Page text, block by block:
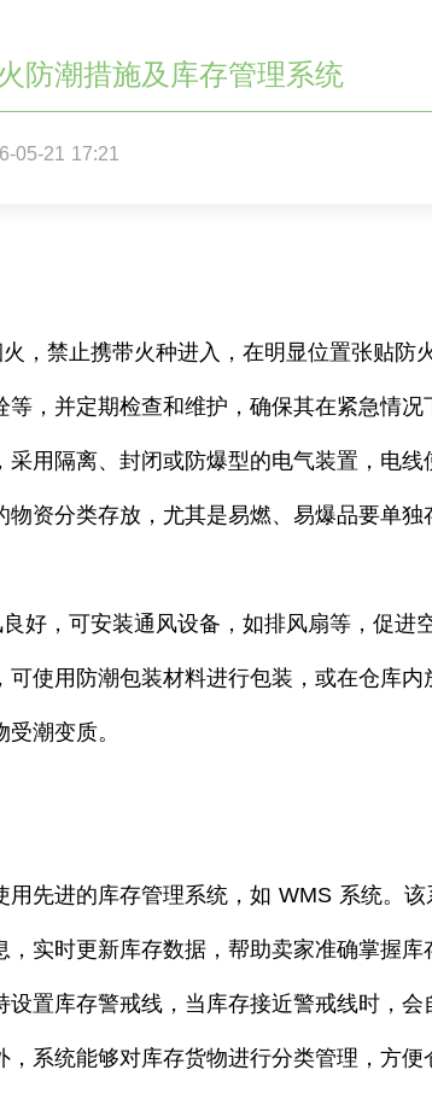
防潮措施及库存管理系统
05-21 17:21
，禁止携带火种进入，在明显位置张贴防
等，并定期检查和维护，确保其在紧急情
用隔离、封闭或防爆型的电气装置，电线
物资分类存放，尤其是易燃、易爆品要单
好，可安装通风设备，如排风扇等，促进
可使用防潮包装材料进行包装，或在仓库
潮变质。
用先进的库存管理系统，如 WMS 系统。
，实时更新库存数据，帮助卖家准确掌握
设置库存警戒线，当库存接近警戒线时，
，系统能够对库存货物进行分类管理，方